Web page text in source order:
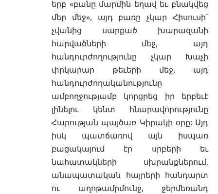
երբ «բանը մարմին եղավ եւ բնակվեց
մեր մեջ», այդ բառը չկար Հիսուսի`
չվանից սարքած խարազանի
հարվածների մեջ, այդ
հանդուրժողությունը չկար Խաչի
փրկարար թեւերի մեջ, այդ
հանդուրժողականությունը
ամբողջությամբ կորցրեց իր երբեւէ
լինելու կենտ հնարավորությունը
Հարության պայծառ Կիրակի օրը: Այդ
իսկ պատճառով այն իսպառ
բացակայում էր սրբերի եւ
նահատակների սխրանքներում,
անապատական հայրերի հանդարտ
ու աղոթամրմունջ, ջերմեռանդ